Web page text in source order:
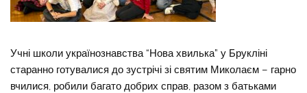
Учні школи українознавства “Нова хвилька” у Брукліні
старанно готувалися до зустрічі зі святим Миколаєм – гарно
вчилися, робили багато добрих справ, разом з батьками